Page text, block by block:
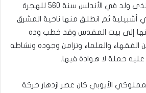
محيي الدين ابن عربي الذي ولد في الأندلس سنة 560 للهجرة
ثم انطلق منها ناحية المشرق
إلى بيت المقدس وقد خطب وده
الفقهاء والعلماء وتزامن وجوده ونشاطه
حملة لا هوادة فيها.
الأيوبي كان عصر ازدهار حركة